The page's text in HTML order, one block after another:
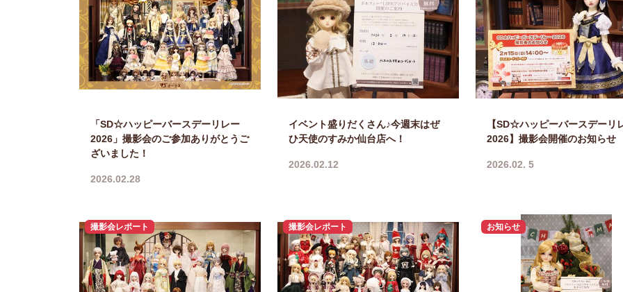
「SD☆ハッピーバースデーリレー
2026」撮影会のご参加ありがとうご
ざいました！
2026.02.28
イベント盛りだくさん♪今週末はぜ
ひ天使のすみか仙台店へ！
2026.02.12
【SD☆ハッピーバースデーリ
2026】撮影会開催のお知らせ
2026.02. 5
撮影会レポート 撮影会レポート お知らせ